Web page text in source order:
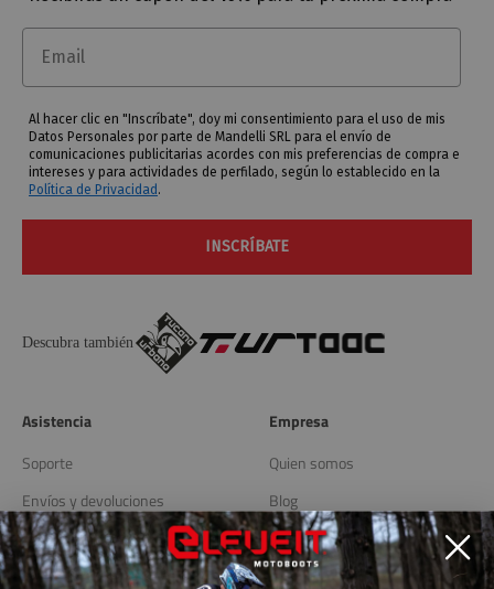
Email
Al hacer clic en "Inscríbate", doy mi consentimiento para el uso de mis
Datos Personales por parte de Mandelli SRL para el envío de
comunicaciones publicitarias acordes con mis preferencias de compra e
intereses y para actividades de perfilado, según lo establecido en la
Política de Privacidad .
INSCRÍBATE
Descubra también
Asistencia
Soporte
Envíos y devoluciones
Empresa
Quien somos
Blog
Localizador de tiendas